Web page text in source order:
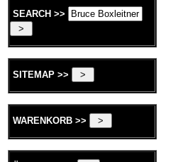
SEARCH >>
SITEMAP >>
WARENKORB >>